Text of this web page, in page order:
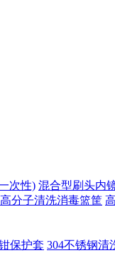
次性) 混合型刷头内
高分子清洗消毒篮筐
保护套 304不锈钢清